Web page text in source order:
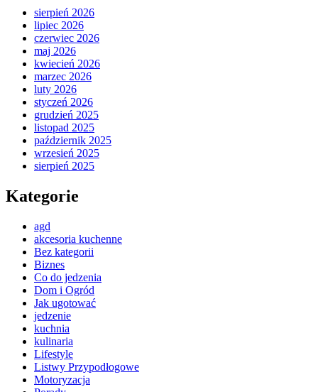
sierpień 2026
lipiec 2026
czerwiec 2026
maj 2026
kwiecień 2026
marzec 2026
luty 2026
styczeń 2026
grudzień 2025
listopad 2025
październik 2025
wrzesień 2025
sierpień 2025
Kategorie
agd
akcesoria kuchenne
Bez kategorii
Biznes
Co do jedzenia
Dom i Ogród
Jak ugotować
jedzenie
kuchnia
kulinaria
Lifestyle
Listwy Przypodłogowe
Motoryzacja